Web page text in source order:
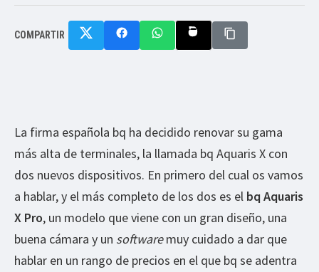
COMPARTIR
La firma española bq ha decidido renovar su gama
más alta de terminales, la llamada bq Aquaris X con
dos nuevos dispositivos. En primero del cual os vamos
a hablar, y el más completo de los dos es el bq Aquaris
X Pro, un modelo que viene con un gran diseño, una
buena cámara y un softwaremuy cuidado a dar que
hablar en un rango de precios en el que bq se adentra